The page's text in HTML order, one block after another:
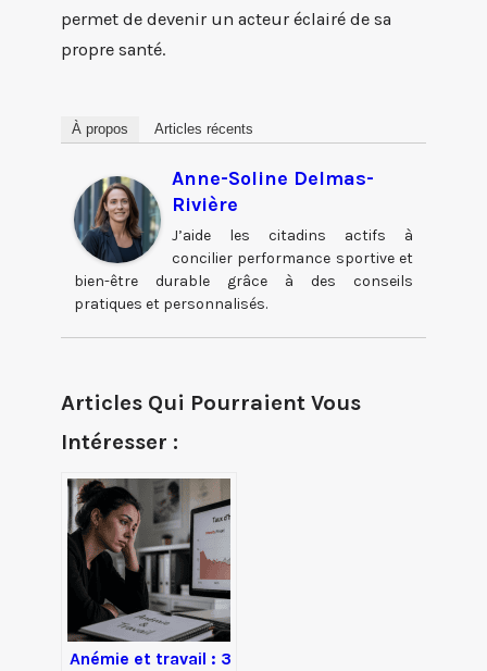
permet de devenir un acteur éclairé de sa
propre santé.
À propos Articles récents
Anne-Soline Delmas-
Rivière
J’aide les citadins actifs à
concilier performance sportive et
bien-être durable grâce à des conseils
pratiques et personnalisés.
Articles Qui Pourraient Vous
Intéresser :
Anémie et travail : 3